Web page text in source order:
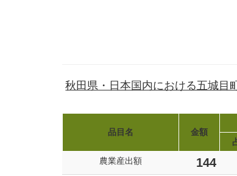
秋田県・日本国内における五城目
品目名 金額
農業産出額
144